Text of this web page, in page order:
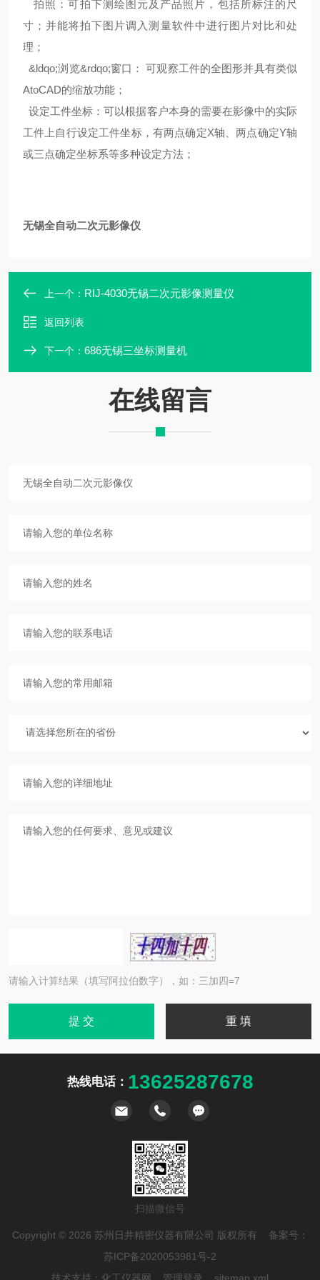
拍照：可拍下测绘图元及产品照片，包括所标注的尺
寸；并能将拍下图片调入测量软件中进行图片对比和处
理；
&ldqo;浏览&rdqo;窗口： 可观察工件的全图形并具有类似
AtoCAD的缩放功能；
设定工件坐标：可以根据客户本身的需要在影像中的实际
工件上自行设定工件坐标，有两点确定X轴、两点确定Y轴
或三点确定坐标系等多种设定方法；
无锡全自动二次元影像仪
上一个： RIJ-4030无锡二次元影像测量仪
返回列表
下一个： 686无锡三坐标测量机
在线留言
请输入计算结果（填写阿拉伯数字），如：三加四=7
热线电话： 13625287678
扫描微信号
Copyright © 2026 苏州日井精密仪器有限公司 版权所有 备案号：
苏ICP备2020053981号-2